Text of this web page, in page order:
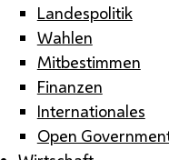
Landespolitik
Wahlen
Mitbestimmen
Finanzen
Internationales
Open